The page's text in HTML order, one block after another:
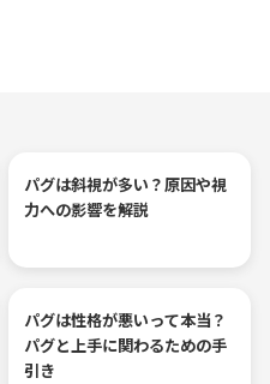
パグは斜視が多い？原因や視
力への影響を解説
パグは性格が悪いって本当？
パグと上手に関わるための手
引き